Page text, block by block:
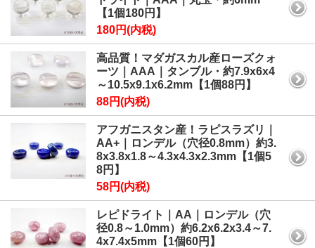
【1個180円】
180円(内税)
高品質！マダガスカル産ローズクォ
ーツ｜AAA｜タンブル・約7.9x6x4
～10.5x9.1x6.2mm【1個88円】
88円(内税)
アフガニスタン産！ラピスラズリ｜
AA+｜ロンデル（穴径0.8mm）約3.
8x3.8x1.8～4.3x4.3x2.3mm【1個5
8円】
58円(内税)
レピドライト｜AA｜ロンデル（穴
径0.8～1.0mm）約6.2x6.2x3.4～7.
4x7.4x5mm【1個60円】